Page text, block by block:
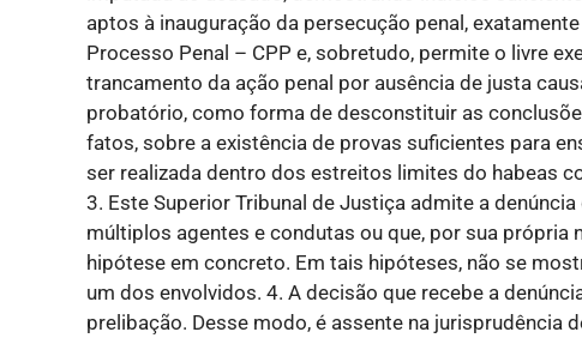
aptos à inauguração da persecução penal,
Processo Penal – CPP e, sobretudo, permite o livre
trancamento da ação penal por ausência de justa
probatório, como forma de desconstituir as
fatos, sobre a existência de provas suficientes para
ser realizada dentro dos estreitos limites do habeas
3. Este Superior Tribunal de Justiça admite a
múltiplos agentes e condutas ou que, por sua própria
hipótese em concreto. Em tais hipóteses, não se
um dos envolvidos. 4. A decisão que recebe a
prelibação. Desse modo, é assente na jurisprudência